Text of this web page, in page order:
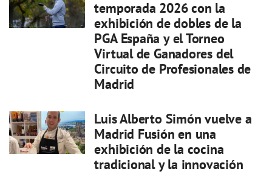
temporada 2026 con la
exhibición de dobles de la
PGA España y el Torneo
Virtual de Ganadores del
Circuito de Profesionales de
Madrid
Luis Alberto Simón vuelve a
Madrid Fusión en una
exhibición de la cocina
tradicional y la innovación